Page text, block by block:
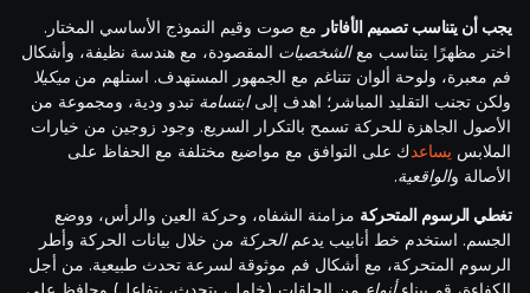
يجب أن يتناسب تصميم الأفاتار مع صوت وقيم النموذج الأساسي المختار.
اختر مظهرًا يتناسب معالشخصيات المقصودة، مع هندسة نظيفة، وأشكال
فم معبرة، ولوحة ألوان تتناغم مع الجمهور المستهدف. استلهم من ميكيلا
ولكن تجنب التقليد المباشر؛ اهدف إلىابتسامة تبدو ودية، ومجموعة من
الأصول الجاهزة للحركة تسمح بالتكرار السريع. وجود زوجين من خيارات
الملابس يساعدك على التوافق مع مواضيع مختلفة مع الحفاظ على
الأصالة والواقعية.
تغطي الرسوم المتحركة مزامنة الشفاه، وحركة العين والرأس، ووضع
الجسم. استخدم خط أنابيب يدعمالحركة من خلال بيانات الحركة وأطر
الرسوم المتحركة، مع أشكال فم موثوقة لسرعة تحدث طبيعية. من أجل